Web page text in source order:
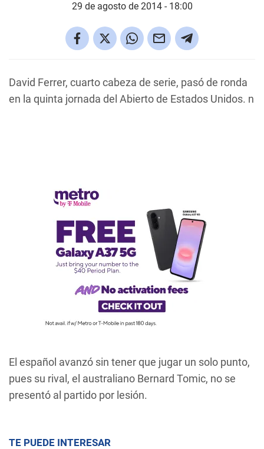
29 de agosto de 2014 - 18:00
David Ferrer, cuarto cabeza de serie, pasó de ronda
en la quinta jornada del Abierto de Estados Unidos. n
El español avanzó sin tener que jugar un solo punto,
pues su rival, el australiano Bernard Tomic, no se
presentó al partido por lesión.
TE PUEDE INTERESAR